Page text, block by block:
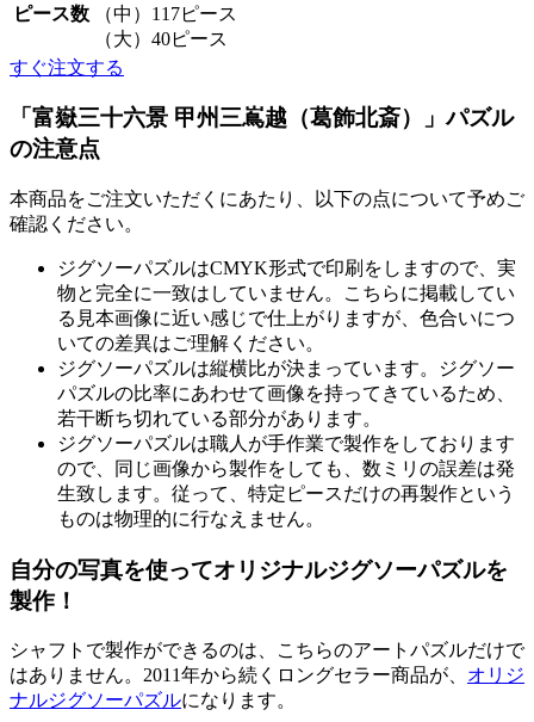
ピース数
（中）117ピース
（大）40ピース
すぐ注文する
「富嶽三十六景 甲州三嶌越（葛飾北斎）」パズル
の注意点
本商品をご注文いただくにあたり、以下の点について予めご
確認ください。
ジグソーパズルはCMYK形式で印刷をしますので、実
物と完全に一致はしていません。こちらに掲載してい
る見本画像に近い感じで仕上がりますが、色合いにつ
いての差異はご理解ください。
ジグソーパズルは縦横比が決まっています。ジグソー
パズルの比率にあわせて画像を持ってきているため、
若干断ち切れている部分があります。
ジグソーパズルは職人が手作業で製作をしております
ので、同じ画像から製作をしても、数ミリの誤差は発
生致します。従って、特定ピースだけの再製作という
ものは物理的に行なえません。
自分の写真を使ってオリジナルジグソーパズルを
製作！
シャフトで製作ができるのは、こちらのアートパズルだけで
はありません。2011年から続くロングセラー商品が、 オリジ
ナルジグソーパズルになります。